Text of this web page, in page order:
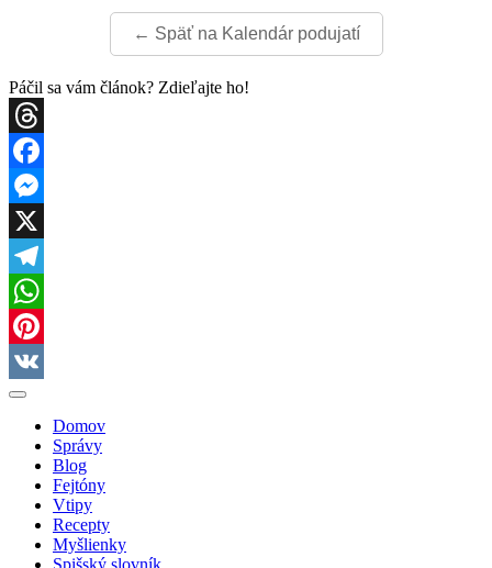
← Späť na Kalendár podujatí
Páčil sa vám článok? Zdieľajte ho!
Threads
Facebook
Messenger
X
Telegram
WhatsApp
Pinterest
VK
Domov
Správy
Blog
Fejtóny
Vtipy
Recepty
Myšlienky
Spišský slovník